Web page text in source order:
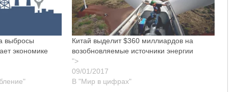
выбросы
экономике
Китай выделит $360 миллиардов на
возобновляемые источники энергии
">
В "Мир в цифрах"